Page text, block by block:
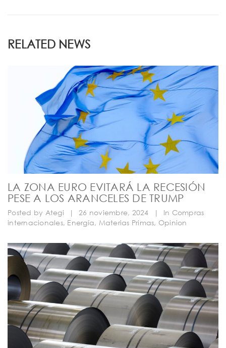
RELATED NEWS
LA ZONA EURO EVITARÁ LA RECESIÓN
PESE A LOS ARANCELES DE TRUMP
Posted by Ategi | 26 noviembre, 2024 | In Compras
internacionales, Energía, Materias Primas, Opinion